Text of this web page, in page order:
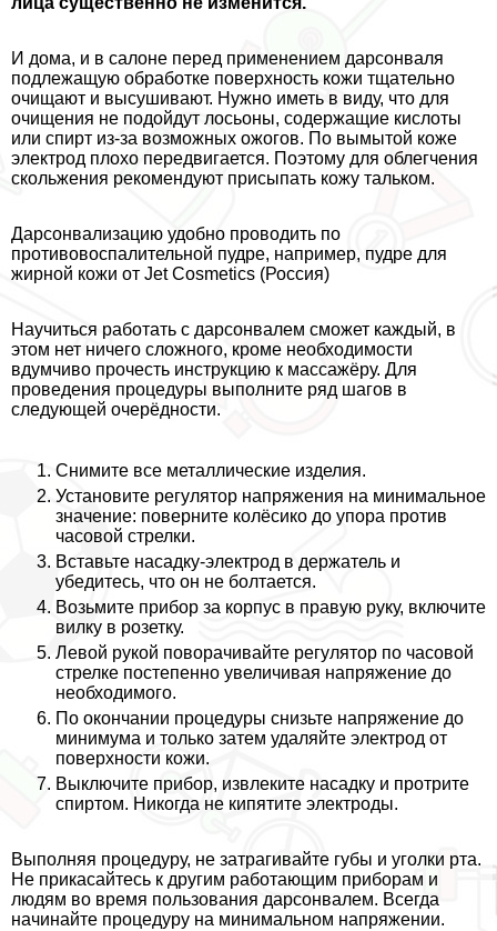
И дома, и в салоне перед применением дарсонваля
подлежащую обработке поверхность кожи тщательно
очищают и высушивают. Нужно иметь в виду, что для
очищения не подойдут лосьоны, содержащие кислоты
или спирт из-за возможных ожогов. По вымытой коже
электрод плохо передвигается. Поэтому для облегчения
скольжения рекомендуют присыпать кожу тальком.
Дарсонвализацию удобно проводить по
противовоспалительной пудре, например, пудре для
жирной кожи от Jet Cosmetics (Россия)
Научиться работать с дарсонвалем сможет каждый, в
этом нет ничего сложного, кроме необходимости
вдумчиво прочесть инструкцию к массажёру. Для
проведения процедуры выполните ряд шагов в
следующей очерёдности.
Снимите все металлические изделия.
Установите регулятор напряжения на минимальное
значение: поверните колёсико до упора против
часовой стрелки.
Вставьте насадку-электрод в держатель и
убедитесь, что он не болтается.
Возьмите прибор за корпус в правую руку, включите
вилку в розетку.
Левой рукой поворачивайте регулятор по часовой
стрелке постепенно увеличивая напряжение до
необходимого.
По окончании процедуры снизьте напряжение до
минимума и только затем удаляйте электрод от
поверхности кожи.
Выключите прибор, извлеките насадку и протрите
спиртом. Никогда не кипятите электроды.
Выполняя процедуру, не затрагивайте губы и уголки рта.
Не прикасайтесь к другим работающим приборам и
людям во время пользования дарсонвалем. Всегда
начинайте процедуру на минимальном напряжении.